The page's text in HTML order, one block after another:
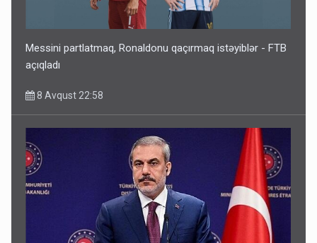
Messini partlatmaq, Ronaldonu qaçırmaq istəyiblər - FTB
açıqladı
8 Avqust 22:58